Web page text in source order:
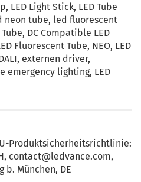
LED Light Stick, LED Tube
neon tube, led fluorescent
Tube, DC Compatible LED
Fluorescent Tube, NEO, LED
externen driver,
emergency lighting, LED
Produktsicherheitsrichtlinie:
contact@ledvance.com,
b. München, DE